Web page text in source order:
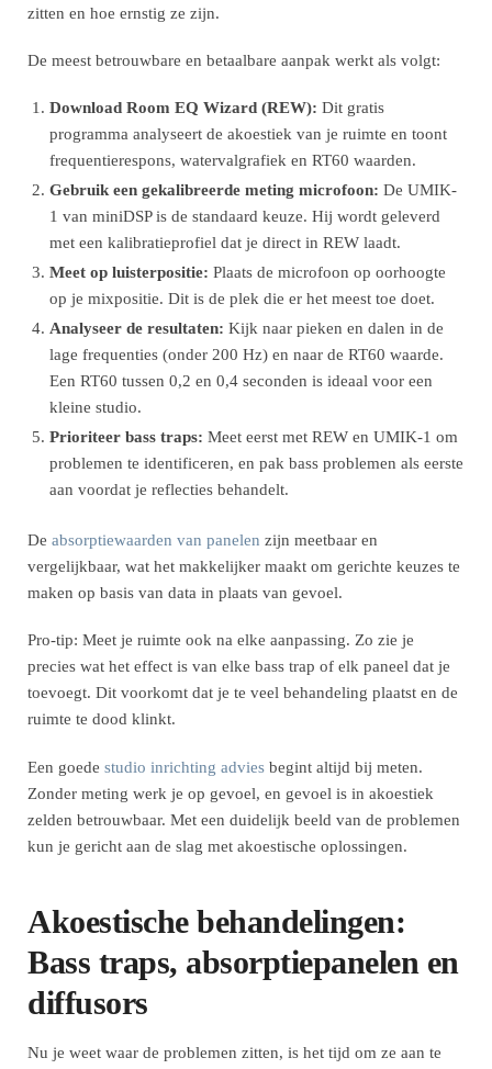
zitten en hoe ernstig ze zijn.
De meest betrouwbare en betaalbare aanpak werkt als volgt:
Download Room EQ Wizard (REW): Dit gratis
programma analyseert de akoestiek van je ruimte en toont
frequentierespons, watervalgrafiek en RT60 waarden.
Gebruik een gekalibreerde meting microfoon: De UMIK-
1 van miniDSP is de standaard keuze. Hij wordt geleverd
met een kalibratieprofiel dat je direct in REW laadt.
Meet op luisterpositie: Plaats de microfoon op oorhoogte
op je mixpositie. Dit is de plek die er het meest toe doet.
Analyseer de resultaten: Kijk naar pieken en dalen in de
lage frequenties (onder 200 Hz) en naar de RT60 waarde.
Een RT60 tussen 0,2 en 0,4 seconden is ideaal voor een
kleine studio.
Prioriteer bass traps: Meet eerst met REW en UMIK-1 om
problemen te identificeren, en pak bass problemen als eerste
aan voordat je reflecties behandelt.
De absorptiewaarden van panelen zijn meetbaar en
vergelijkbaar, wat het makkelijker maakt om gerichte keuzes te
maken op basis van data in plaats van gevoel.
Pro-tip: Meet je ruimte ook na elke aanpassing. Zo zie je
precies wat het effect is van elke bass trap of elk paneel dat je
toevoegt. Dit voorkomt dat je te veel behandeling plaatst en de
ruimte te dood klinkt.
Een goede studio inrichting advies begint altijd bij meten.
Zonder meting werk je op gevoel, en gevoel is in akoestiek
zelden betrouwbaar. Met een duidelijk beeld van de problemen
kun je gericht aan de slag met akoestische oplossingen.
Akoestische behandelingen:
Bass traps, absorptiepanelen en
diffusors
Nu je weet waar de problemen zitten, is het tijd om ze aan te